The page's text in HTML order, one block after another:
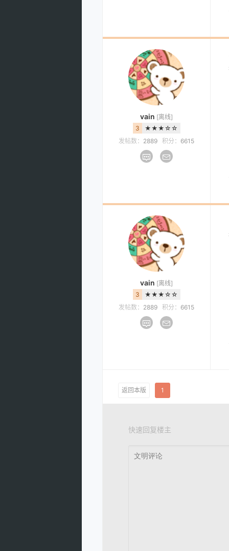
vain [离线]
3
★★★☆☆
发帖数： 2889 积分： 6615
vain [离线]
3
★★★☆☆
发帖数： 2889 积分： 6615
返回本版 1
快速回复楼主